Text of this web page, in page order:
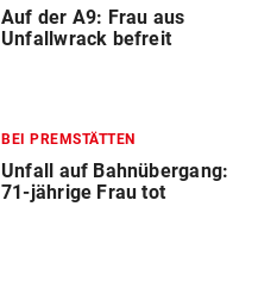
Auf der A9: Frau aus
Unfallwrack befreit
BEI PREMSTÄTTEN
Unfall auf Bahnübergang:
71-jährige Frau tot